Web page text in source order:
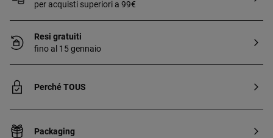
per acquisti superiori a 99€
Resi gratuiti
fino al 15 gennaio
Perché TOUS
Packaging